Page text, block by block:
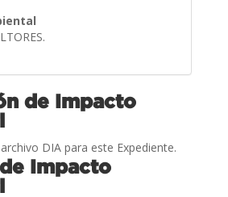
de Impacto
DIA para este Expediente.
Impacto